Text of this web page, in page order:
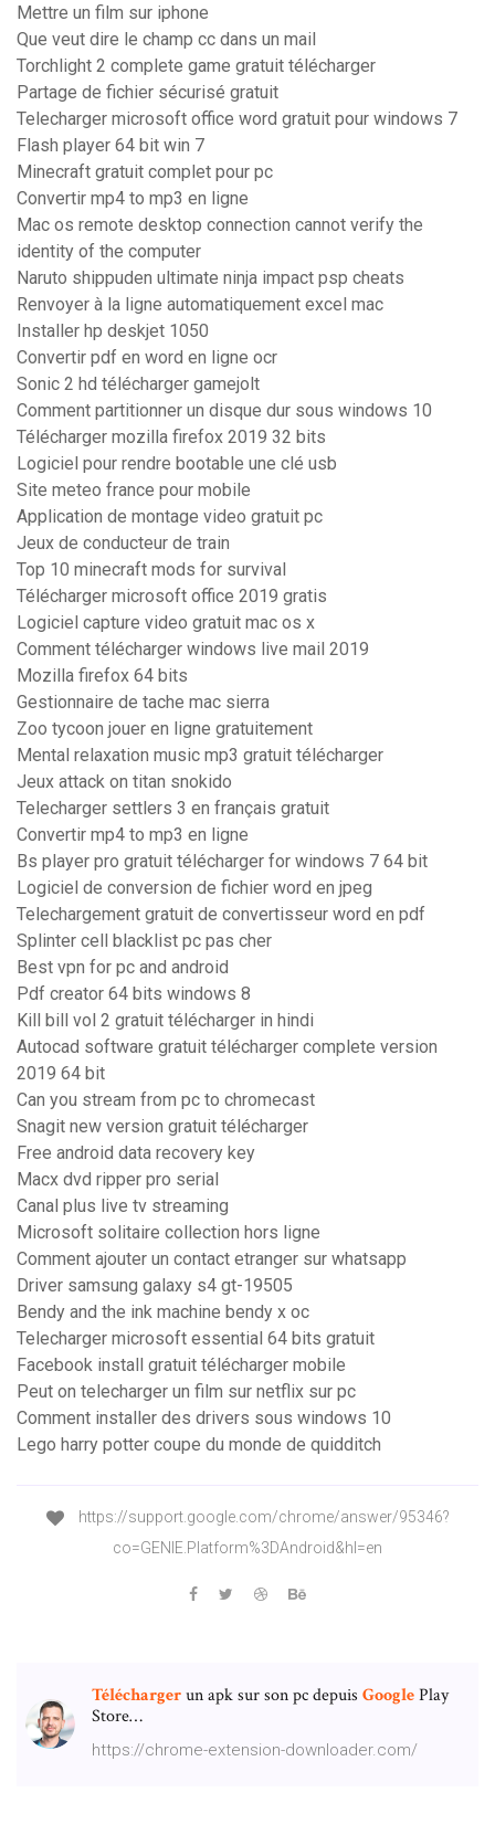
Mettre un film sur iphone
Que veut dire le champ cc dans un mail
Torchlight 2 complete game gratuit télécharger
Partage de fichier sécurisé gratuit
Telecharger microsoft office word gratuit pour windows 7
Flash player 64 bit win 7
Minecraft gratuit complet pour pc
Convertir mp4 to mp3 en ligne
Mac os remote desktop connection cannot verify the
identity of the computer
Naruto shippuden ultimate ninja impact psp cheats
Renvoyer à la ligne automatiquement excel mac
Installer hp deskjet 1050
Convertir pdf en word en ligne ocr
Sonic 2 hd télécharger gamejolt
Comment partitionner un disque dur sous windows 10
Télécharger mozilla firefox 2019 32 bits
Logiciel pour rendre bootable une clé usb
Site meteo france pour mobile
Application de montage video gratuit pc
Jeux de conducteur de train
Top 10 minecraft mods for survival
Télécharger microsoft office 2019 gratis
Logiciel capture video gratuit mac os x
Comment télécharger windows live mail 2019
Mozilla firefox 64 bits
Gestionnaire de tache mac sierra
Zoo tycoon jouer en ligne gratuitement
Mental relaxation music mp3 gratuit télécharger
Jeux attack on titan snokido
Telecharger settlers 3 en français gratuit
Convertir mp4 to mp3 en ligne
Bs player pro gratuit télécharger for windows 7 64 bit
Logiciel de conversion de fichier word en jpeg
Telechargement gratuit de convertisseur word en pdf
Splinter cell blacklist pc pas cher
Best vpn for pc and android
Pdf creator 64 bits windows 8
Kill bill vol 2 gratuit télécharger in hindi
Autocad software gratuit télécharger complete version
2019 64 bit
Can you stream from pc to chromecast
Snagit new version gratuit télécharger
Free android data recovery key
Macx dvd ripper pro serial
Canal plus live tv streaming
Microsoft solitaire collection hors ligne
Comment ajouter un contact etranger sur whatsapp
Driver samsung galaxy s4 gt-19505
Bendy and the ink machine bendy x oc
Telecharger microsoft essential 64 bits gratuit
Facebook install gratuit télécharger mobile
Peut on telecharger un film sur netflix sur pc
Comment installer des drivers sous windows 10
Lego harry potter coupe du monde de quidditch
https://support.google.com/chrome/answer/95346?
co=GENIE.Platform%3DAndroid&hl=en
Téléchargerun apk sur son pc depuis GooglePlay
Store…
https://chrome-extension-downloader.com/